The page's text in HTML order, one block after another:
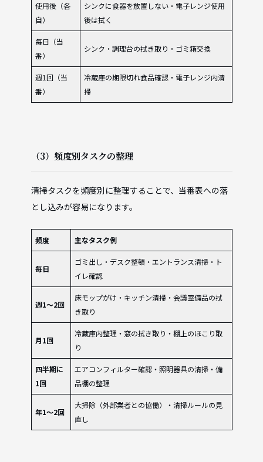
使用後（各
自）
シンクに食器を放置しない・電子レンジ使用
後は拭く
毎日（当
番）
シンク・調理台の拭き取り・ゴミ箱交換
週1回（当
番）
冷蔵庫の期限切れ食品確認・電子レンジ内清
掃
（3）頻度別タスクの整理
清掃タスクを頻度別に整理することで、当番表への落
とし込みが容易になります。
頻度 主なタスク例
毎日
ゴミ出し・デスク整頓・エントランス清掃・ト
イレ確認
週1〜2回
床モップがけ・キッチン清掃・会議室備品の拭
き取り
月1回
冷蔵庫内整理・窓の拭き取り・棚上のほこり取
り
四半期に
1回
エアコンフィルター確認・照明器具の清掃・備
品棚の整理
年1〜2回
大掃除（外部業者との協働）・清掃ルールの見
直し